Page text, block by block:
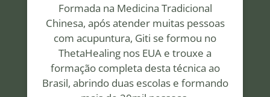
Formada na Medicina Tradicional
Chinesa, após atender muitas pessoas
com acupuntura, Giti se formou no
ThetaHealing nos EUA e trouxe a
formação completa desta técnica ao
Brasil, abrindo duas escolas e formando